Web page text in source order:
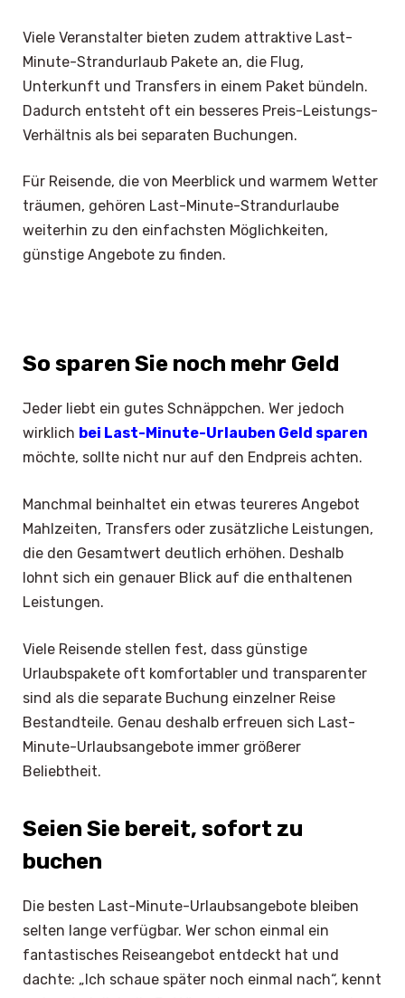
Viele Veranstalter bieten zudem attraktive Last-
Minute-Strandurlaub Pakete an, die Flug,
Unterkunft und Transfers in einem Paket bündeln.
Dadurch entsteht oft ein besseres Preis-Leistungs-
Verhältnis als bei separaten Buchungen.
Für Reisende, die von Meerblick und warmem Wetter
träumen, gehören Last-Minute-Strandurlaube
weiterhin zu den einfachsten Möglichkeiten,
günstige Angebote zu finden.
So sparen Sie noch mehr Geld
Jeder liebt ein gutes Schnäppchen. Wer jedoch
wirklich bei Last-Minute-Urlauben Geld sparen
möchte, sollte nicht nur auf den Endpreis achten.
Manchmal beinhaltet ein etwas teureres Angebot
Mahlzeiten, Transfers oder zusätzliche Leistungen,
die den Gesamtwert deutlich erhöhen. Deshalb
lohnt sich ein genauer Blick auf die enthaltenen
Leistungen.
Viele Reisende stellen fest, dass günstige
Urlaubspakete oft komfortabler und transparenter
sind als die separate Buchung einzelner Reise
Bestandteile. Genau deshalb erfreuen sich Last-
Minute-Urlaubsangebote immer größerer
Beliebtheit.
Seien Sie bereit, sofort zu
buchen
Die besten Last-Minute-Urlaubsangebote bleiben
selten lange verfügbar. Wer schon einmal ein
fantastisches Reiseangebot entdeckt hat und
dachte: „Ich schaue später noch einmal nach“, kennt